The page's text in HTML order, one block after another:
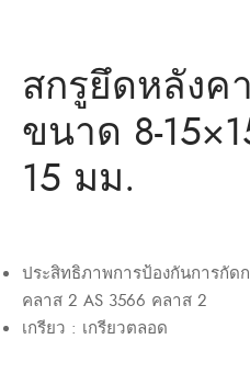
สกรูยึดหลังค
ขนาด 8-
15 มม.
ประสิทธิภาพการป้องกันการกัด
คลาส 2 AS 3566 คลาส 2
เกรียว : เกรียวตลอด